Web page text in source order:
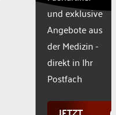
used.
Powered
Consent
und exklusive
Angebote aus
der Medizin -
direkt in Ihr
Postfach